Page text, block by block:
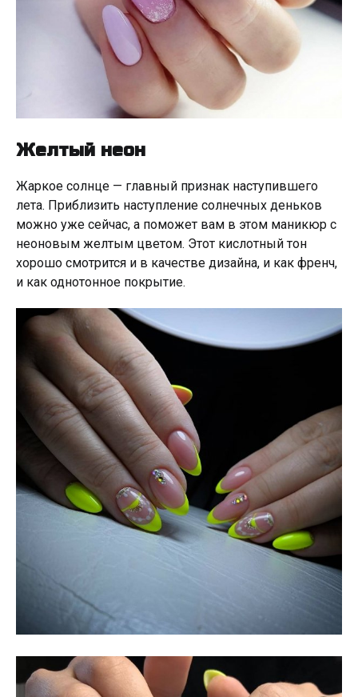
Желтый неон
Жаркое солнце — главный признак наступившего
лета. Приблизить наступление солнечных деньков
можно уже сейчас, а поможет вам в этом маникюр с
неоновым желтым цветом. Этот кислотный тон
хорошо смотрится и в качестве дизайна, и как френч,
и как однотонное покрытие.